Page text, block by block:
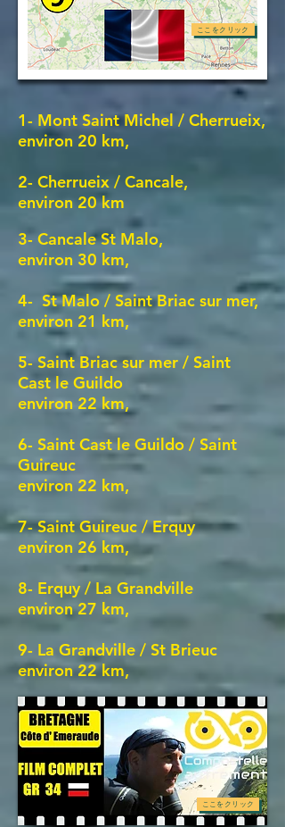
ここをクリック
1- Mont Saint Michel / Cherrueix,
environ 20 km,
2- Cherrueix / Cancale,
environ 20 km
3- Cancale St Malo,
environ 30 km,
4- St Malo / Saint Briac sur mer,
environ 21 km,
5- Saint Briac sur mer / Saint
Cast le Guildo
environ 22 km,
6- Saint Cast le Guildo / Saint
Guireuc
environ 22 km,
7- Saint Guireuc / Erquy
environ 26 km,
8- Erquy / La Grandville
environ 27 km,
9- La Grandville / St Brieuc
environ 22km,
ここをクリック